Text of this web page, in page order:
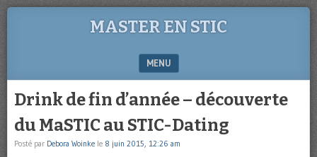
MASTER EN STIC
MENU
Drink de fin d’année – découverte
du MaSTIC au STIC-Dating
Posté par Debora Woinke le 8 juin 2015, 12:26 am